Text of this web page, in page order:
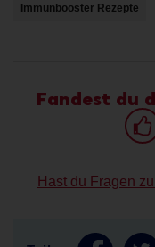
Immunbooster Rezepte
Fandest du
Hast du Fragen